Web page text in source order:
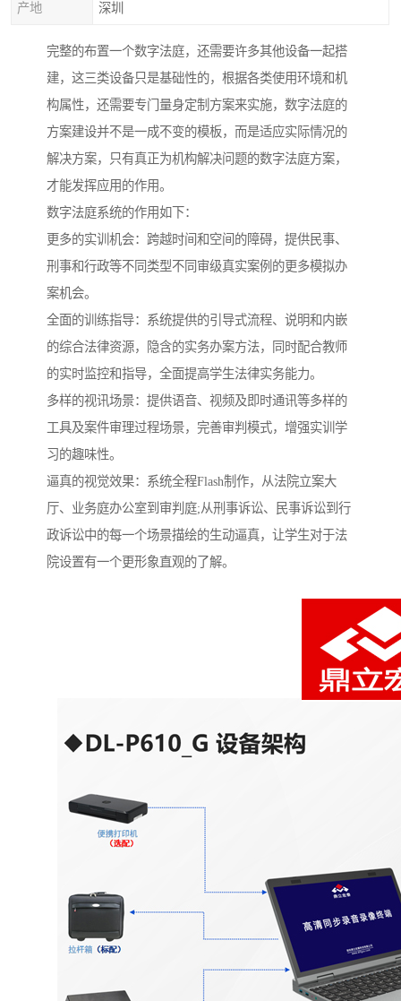
产地 深圳
完整的布置一个数字法庭，还需要许多其他设备一起搭
建，这三类设备只是基础性的，根据各类使用环境和机
构属性，还需要专门量身定制方案来实施，数字法庭的
方案建设并不是一成不变的模板，而是适应实际情况的
解决方案，只有真正为机构解决问题的数字法庭方案，
才能发挥应用的作用。
数字法庭系统的作用如下：
更多的实训机会：跨越时间和空间的障碍，提供民事、
刑事和行政等不同类型不同审级真实案例的更多模拟办
案机会。
全面的训练指导：系统提供的引导式流程、说明和内嵌
的综合法律资源，隐含的实务办案方法，同时配合教师
的实时监控和指导，全面提高学生法律实务能力。
多样的视讯场景：提供语音、视频及即时通讯等多样的
工具及案件审理过程场景，完善审判模式，增强实训学
习的趣味性。
逼真的视觉效果：系统全程Flash制作，从法院立案大
厅、业务庭办公室到审判庭;从刑事诉讼、民事诉讼到行
政诉讼中的每一个场景描绘的生动逼真，让学生对于法
院设置有一个更形象直观的了解。